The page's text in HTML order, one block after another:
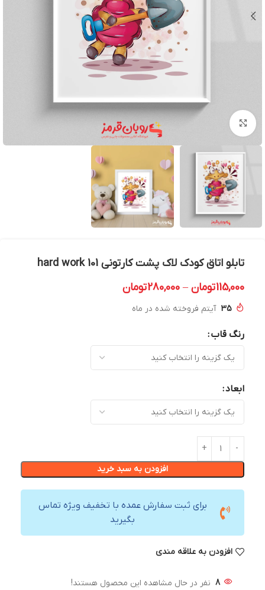
بزرگنمایی تصویر
تابلو اتاق کودک لاک پشت کارتونی hard work 101
115,000تومان –
280,000تومان
35 آیتم فروخته شده در ماه
رنگ قاب
ابعاد
افزودن به سبد خرید
برای ثبت سفارش عمده با تخفیف ویژه تماس
بگیرید
افزودن به علاقه مندی
8 نفر در حال مشاهده این محصول هستند!